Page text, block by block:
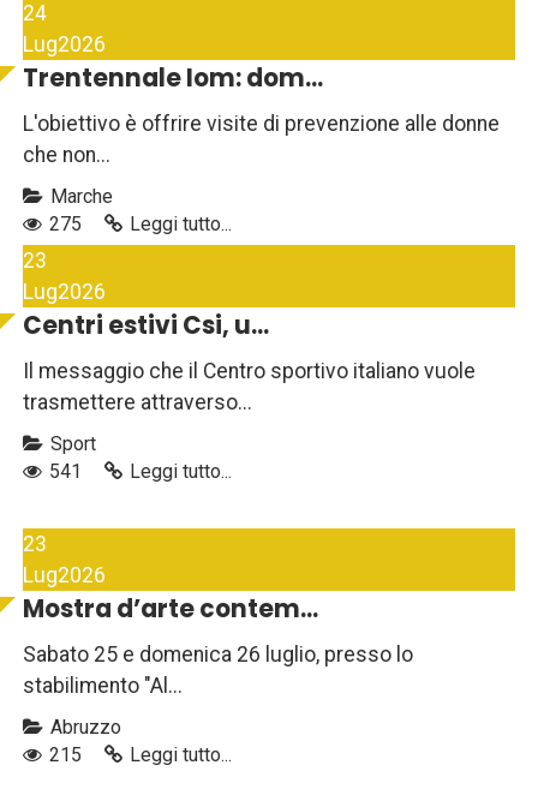
24
Lug2026
Trentennale Iom: dom...
L'obiettivo è offrire visite di prevenzione alle donne
che non...
Marche
275
Leggi tutto...
23
Lug2026
Centri estivi Csi, u...
Il messaggio che il Centro sportivo italiano vuole
trasmettere attraverso...
Sport
541
Leggi tutto...
23
Lug2026
Mostra d’arte contem...
Sabato 25 e domenica 26 luglio, presso lo
stabilimento "Al...
Abruzzo
215
Leggi tutto...